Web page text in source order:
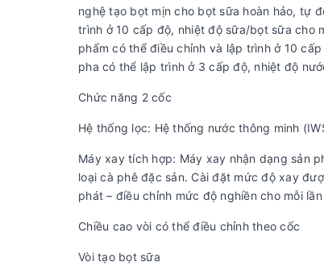
nghệ tạo bọt mịn cho bọt sữa hoàn hảo, tự
trình ở 10 cấp độ, nhiệt độ sữa/bọt sữa cho
phẩm có thể điều chỉnh và lập trình ở 10
pha có thể lập trình ở 3 cấp độ, nhiệt độ
Chức năng 2 cốc
Hệ thống lọc: Hệ thống nước thông minh
Máy xay tích hợp: Máy xay nhận dạng sản
loại cà phê đặc sản. Cài đặt mức độ xay
phát – điều chỉnh mức độ nghiền cho mỗi
Chiều cao vòi có thể điều chỉnh theo cốc
Vòi tạo bọt sữa